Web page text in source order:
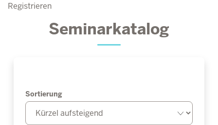
Registrieren
Seminarkatalog
Sortierung